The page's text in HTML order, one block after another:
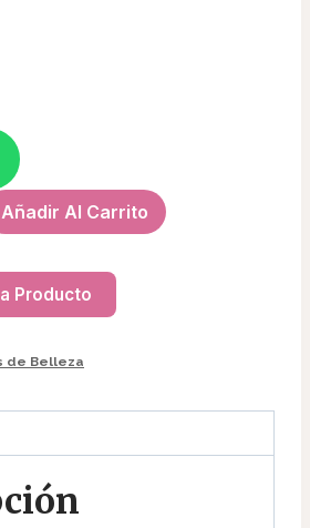
Añadir Al Carrito
Producto
de Belleza